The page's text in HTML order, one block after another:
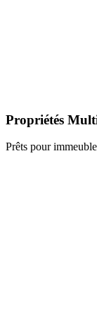
Propriétés
Prêts pour